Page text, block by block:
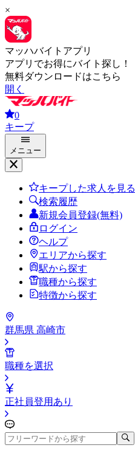
×
マッハバイトアプリ
アプリでお得にバイト探し！
無料ダウンロードはこちら
開く
0
キープ
メニュー
キープした求人を見る
検索履歴
新規会員登録(無料)
ログイン
ヘルプ
エリアから探す
駅から探す
職種から探す
特徴から探す
群馬県 高崎市
職種を選択
正社員登用あり